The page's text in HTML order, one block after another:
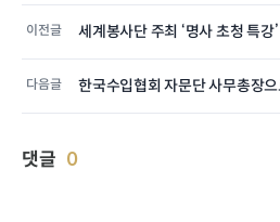
이전글 세계봉사단 주최 ‘명사 초청 특강
다음글 한국수입협회 자문단 사무총장
댓글 0